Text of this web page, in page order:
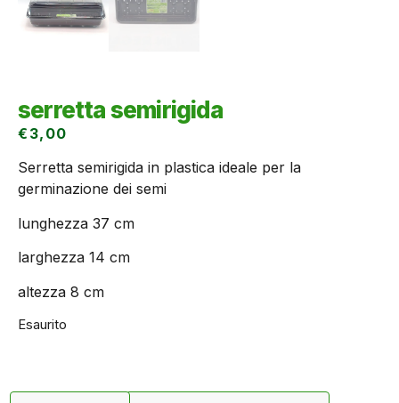
serretta semirigida
€ 3,00
Serretta semirigida in plastica ideale per la
germinazione dei semi
lunghezza 37 cm
larghezza 14 cm
altezza 8 cm
Esaurito